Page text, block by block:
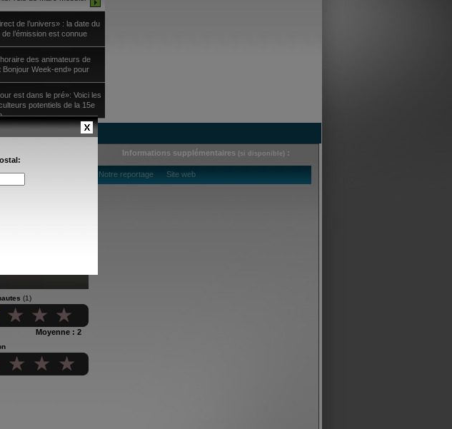
de l’univers» : la date du
l’émission est connue
des animateurs de
Bonjour Week-end» pour
est dans le pré»: Voici les
potentiels de la 15e
Informations supplémentaires (si disponible) :
Notre reportage Site web
(1)
Moyenne : 2